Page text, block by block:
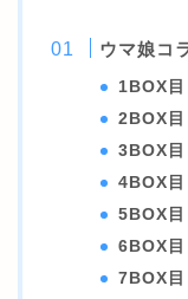
ウマ娘コ
1BOX目
2BOX目
3BOX目
4BOX目
5BOX目
6BOX目
7BOX目